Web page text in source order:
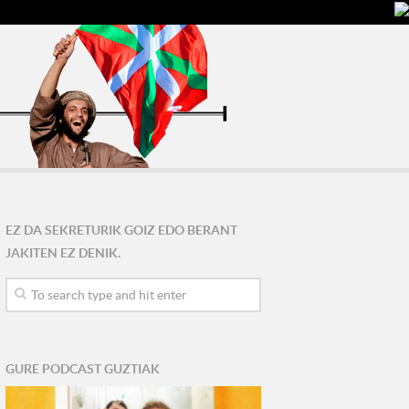
EZ DA SEKRETURIK GOIZ EDO BERANT
JAKITEN EZ DENIK.
GURE PODCAST GUZTIAK